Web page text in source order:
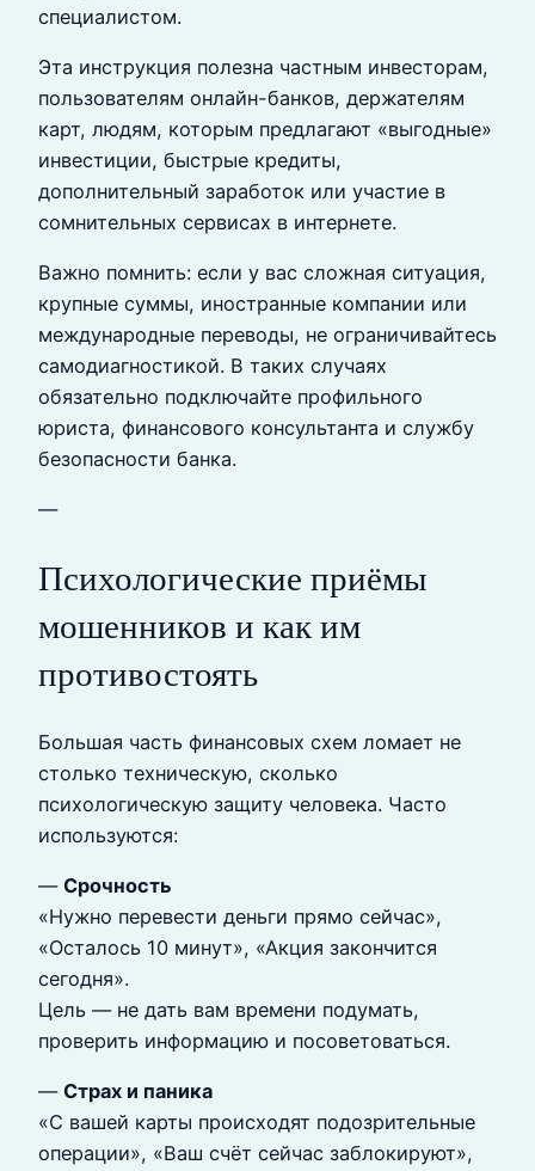
специалистом.
Эта инструкция полезна частным инвесторам,
пользователям онлайн-банков, держателям
карт, людям, которым предлагают «выгодные»
инвестиции, быстрые кредиты,
дополнительный заработок или участие в
сомнительных сервисах в интернете.
Важно помнить: если у вас сложная ситуация,
крупные суммы, иностранные компании или
международные переводы, не ограничивайтесь
самодиагностикой. В таких случаях
обязательно подключайте профильного
юриста, финансового консультанта и службу
безопасности банка.
—
Психологические приёмы
мошенников и как им
противостоять
Большая часть финансовых схем ломает не
столько техническую, сколько
психологическую защиту человека. Часто
используются:
— Срочность
«Нужно перевести деньги прямо сейчас»,
«Осталось 10 минут», «Акция закончится
сегодня».
Цель — не дать вам времени подумать,
проверить информацию и посоветоваться.
— Страх и паника
«С вашей карты происходят подозрительные
операции», «Ваш счёт сейчас заблокируют»,